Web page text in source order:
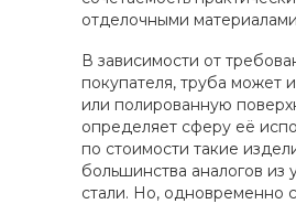
отделочными
В зависимости от
покупателя, труба может
или полированную
определяет сферу её
по стоимости такие
большинства аналогов из
стали. Но, одновременно